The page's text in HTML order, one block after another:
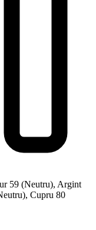
59 (Neutru), Argint
Cupru 80